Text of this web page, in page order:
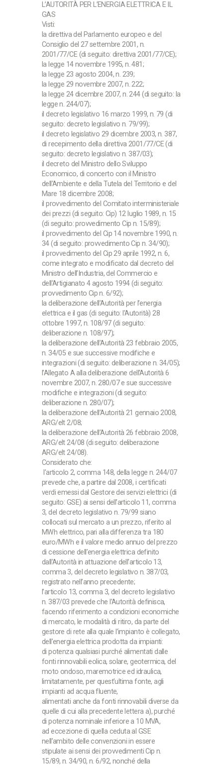
L’AUTORITÀ PER L’ENERGIA ELETTRICA E IL
GAS
Visti:
la direttiva del Parlamento europeo e del
Consiglio del 27 settembre 2001, n.
2001/77/CE (di seguito: direttiva 2001/77/CE);
la legge 14 novembre 1995, n. 481;
la legge 23 agosto 2004, n. 239;
la legge 29 novembre 2007, n. 222;
la legge 24 dicembre 2007, n. 244 (di seguito: la
legge n. 244/07);
il decreto legislativo 16 marzo 1999, n. 79 (di
seguito: decreto legislativo n. 79/99);
il decreto legislativo 29 dicembre 2003, n. 387,
di recepimento della direttiva 2001/77/CE (di
seguito: decreto legislativo n. 387/03);
il decreto del Ministro dello Sviluppo
Economico, di concerto con il Ministro
dell’Ambiente e della Tutela del Territorio e del
Mare 18 dicembre 2008;
il provvedimento del Comitato interministeriale
dei prezzi (di seguito: Cip) 12 luglio 1989, n. 15
(di seguito: provvedimento Cip n. 15/89);
il provvedimento del Cip 14 novembre 1990, n.
34 (di seguito: provvedimento Cip n. 34/90);
il provvedimento del Cip 29 aprile 1992, n. 6,
come integrato e modificato dal decreto del
Ministro dell’Industria, del Commercio e
dell’Artigianato 4 agosto 1994 (di seguito:
provvedimento Cip n. 6/92);
la deliberazione dell’Autorità per l’energia
elettrica e il gas (di seguito: l’Autorità) 28
ottobre 1997, n. 108/97 (di seguito:
deliberazione n. 108/97);
la deliberazione dell’Autorità 23 febbraio 2005,
n. 34/05 e sue successive modifiche e
integrazioni (di seguito: deliberazione n. 34/05);
l’Allegato A alla deliberazione dell’Autorità 6
novembre 2007, n. 280/07 e sue successive
modifiche e integrazioni (di seguito:
deliberazione n. 280/07);
la deliberazione dell’Autorità 21 gennaio 2008,
ARG/elt 2/08;
la deliberazione dell’Autorità 26 febbraio 2008,
ARG/elt 24/08 (di seguito: deliberazione
ARG/elt 24/08).
Considerato che:
l’articolo 2, comma 148, della legge n. 244/07
prevede che, a partire dal 2008, i certificati
verdi emessi dal Gestore dei servizi elettrici (di
seguito: GSE) ai sensi dell’articolo 11, comma
3, del decreto legislativo n. 79/99 siano
collocati sul mercato a un prezzo, riferito al
MWh elettrico, pari alla differenza tra 180
euro/MWh e il valore medio annuo del prezzo
di cessione dell’energia elettrica definito
dall’Autorità in attuazione dell’articolo 13,
comma 3, del decreto legislativo n. 387/03,
registrato nell’anno precedente;
l’articolo 13, comma 3, del decreto legislativo
n. 387/03 prevede che l’Autorità definisca,
facendo riferimento a condizioni economiche
di mercato, le modalità di ritiro, da parte del
gestore di rete alla quale l’impianto è collegato,
dell’energia elettrica prodotta da impianti:
di potenza qualsiasi purché alimentati dalle
fonti rinnovabili eolica, solare, geotermica, del
moto ondoso, maremotrice ed idraulica,
limitatamente, per quest’ultima fonte, agli
impianti ad acqua fluente,
alimentati anche da fonti rinnovabili diverse da
quelle di cui alla precedente lettera a), purché
di potenza nominale inferiore a 10 MVA,
ad eccezione di quella ceduta al GSE
nell’ambito delle convenzioni in essere
stipulate ai sensi dei provvedimenti Cip n.
15/89, n. 34/90, n. 6/92, nonché della